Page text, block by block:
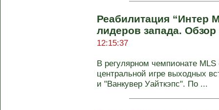
Реабилитация “Интер
лидеров запада.
12:15:37
В регулярном чемпионате
центральной игре выходных
и "Ванкувер Уайткэпс". По ...